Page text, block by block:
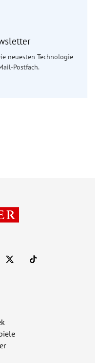
neuesten Technologie-
Postfach.